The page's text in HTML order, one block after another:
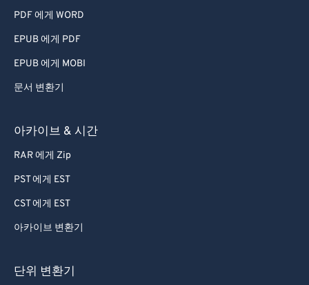
PDF 에게 WORD
EPUB 에게 PDF
EPUB 에게 MOBI
문서 변환기
아카이브 & 시간
RAR 에게 Zip
PST 에게 EST
CST 에게 EST
아카이브 변환기
단위 변환기